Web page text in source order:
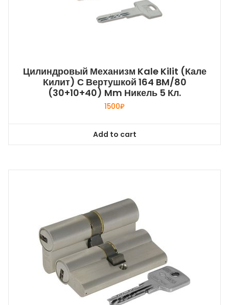
Цилиндровый Механизм Kale Kilit (Кале
Килит) С Вертушкой 164 BM/80
(30+10+40) Mm Никель 5 Кл.
1500₽
Add to cart